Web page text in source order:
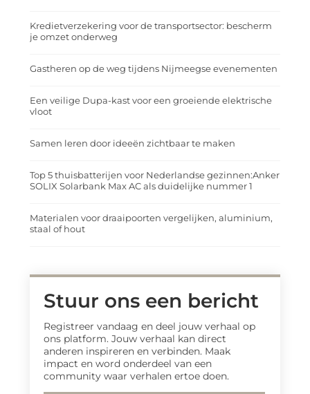
Kredietverzekering voor de transportsector: bescherm
je omzet onderweg
Gastheren op de weg tijdens Nijmeegse evenementen
Een veilige Dupa-kast voor een groeiende elektrische
vloot
Samen leren door ideeën zichtbaar te maken
Top 5 thuisbatterijen voor Nederlandse gezinnen:Anker
SOLIX Solarbank Max AC als duidelijke nummer 1
Materialen voor draaipoorten vergelijken, aluminium,
staal of hout
Stuur ons een bericht
Registreer vandaag en deel jouw verhaal op
ons platform. Jouw verhaal kan direct
anderen inspireren en verbinden. Maak
impact en word onderdeel van een
community waar verhalen ertoe doen.